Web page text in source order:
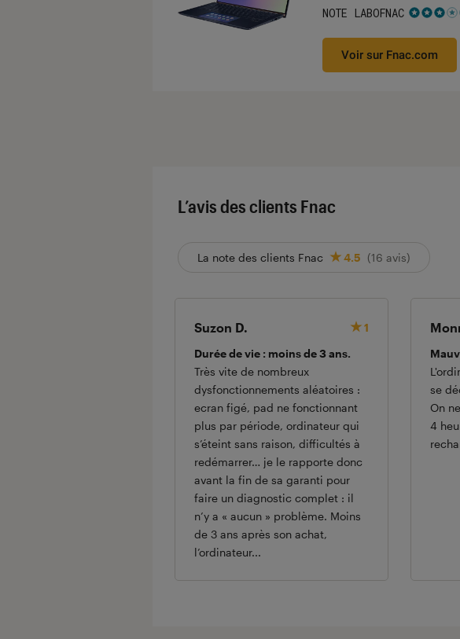
NOTE LABOFNAC
Noté 3 étoiles sur 5
Voir sur Fnac.com
L’avis des clients Fnac
La note des clients Fnac 4.5 (16 avis)
Suzon D.
1
Durée de vie : moins de 3 ans.
Très vite de nombreux
dysfonctionnements aléatoires :
ecran figé, pad ne fonctionnant
plus par période, ordinateur qui
s’éteint sans raison, difficultés à
redémarrer… je le rapporte donc
avant la fin de sa garanti pour
faire un diagnostic complet : il
n’y a « aucun » problème. Moins
de 3 ans après son achat,
l’ordinateur...
se
On
4